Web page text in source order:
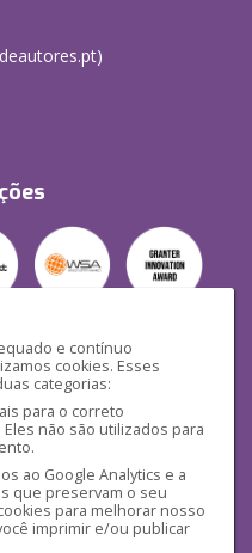
e contínuo
cookies. Esses
categorias:
para o correto
não são utilizados para
ao Google Analytics e a
que preservam o seu
para melhorar nosso
imprimir e/ou publicar
)